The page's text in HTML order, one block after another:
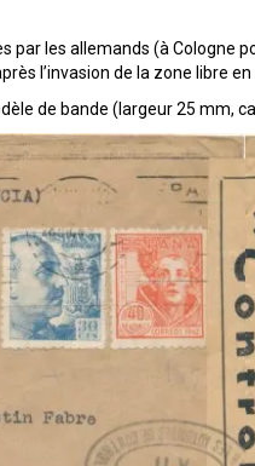
les allemands (à Cologne
l’invasion de la zone libre
de bande (largeur 25 mm,